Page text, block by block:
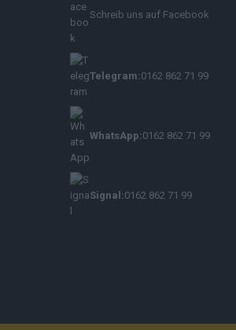
Schreib uns auf Facebook
Telegram:0162 862 71 99
WhatsApp:0162 862 71 99
Signal:0162 862 71 99